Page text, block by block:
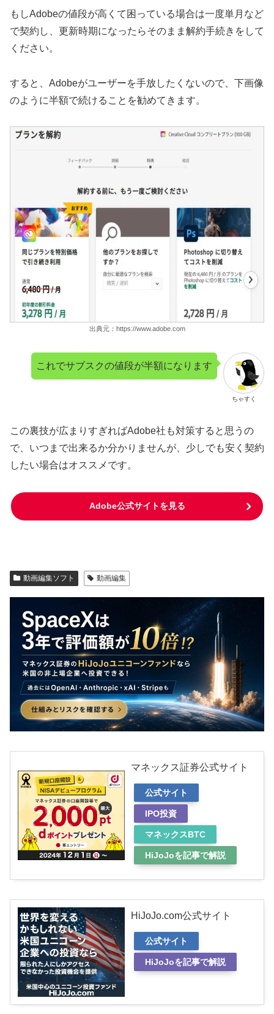
もしAdobeの値段が高くて困っている場合は一度単月など
で契約し、更新時期になったらそのまま解約手続きをして
ください。
すると、Adobeがユーザーを手放したくないので、下画像
のように半額で続けることを勧めてきます。
出典元：https://www.adobe.com
ちゃすく
これでサブスクの値段が半額になります
この裏技が広まりすぎればAdobe社も対策すると思うの
で、いつまで出来るか分かりませんが、少しでも安く契約
したい場合はオススメです。
Adobe公式サイトを見る
動画編集ソフト 動画編集
マネックス証券公式サイト
公式サイト
IPO投資
マネックスBTC
HiJoJoを記事で解説
HiJoJo.com公式サイト
公式サイト
HiJoJoを記事で解説